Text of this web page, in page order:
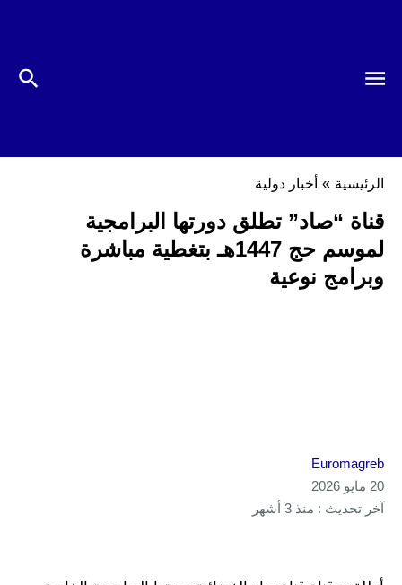
الرئيسية » أخبار دولية
قناة “صاد” تطلق دورتها البرامجية
لموسم حج 1447هـ بتغطية مباشرة
وبرامج نوعية
Euromagreb
20 مايو 2026
آخر تحديث : منذ 3 أشهر